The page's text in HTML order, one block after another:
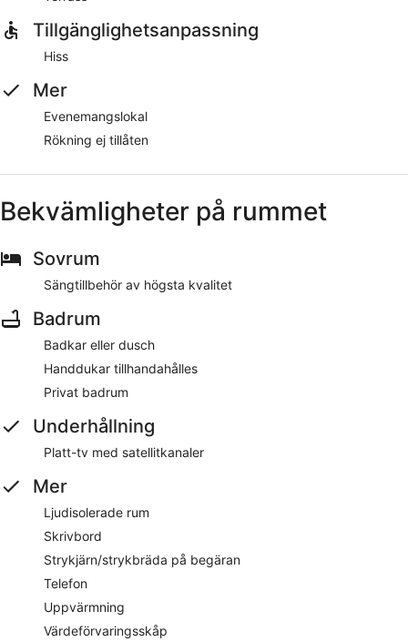
Tillgänglighetsanpassning
Hiss
Mer
Evenemangslokal
Rökning ej tillåten
Bekvämligheter på rummet
Sovrum
Sängtillbehör av högsta kvalitet
Badrum
Badkar eller dusch
Handdukar tillhandahålles
Privat badrum
Underhållning
Platt-tv med satellitkanaler
Mer
Ljudisolerade rum
Skrivbord
Strykjärn/strykbräda på begäran
Telefon
Uppvärmning
Värdeförvaringsskåp